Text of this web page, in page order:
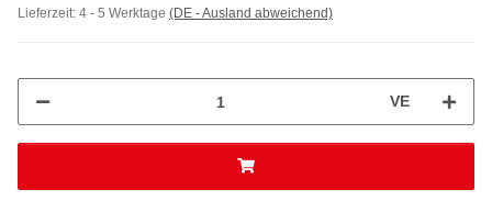
Lieferzeit: 4 - 5 Werktage (DE - Ausland abweichend)
VE